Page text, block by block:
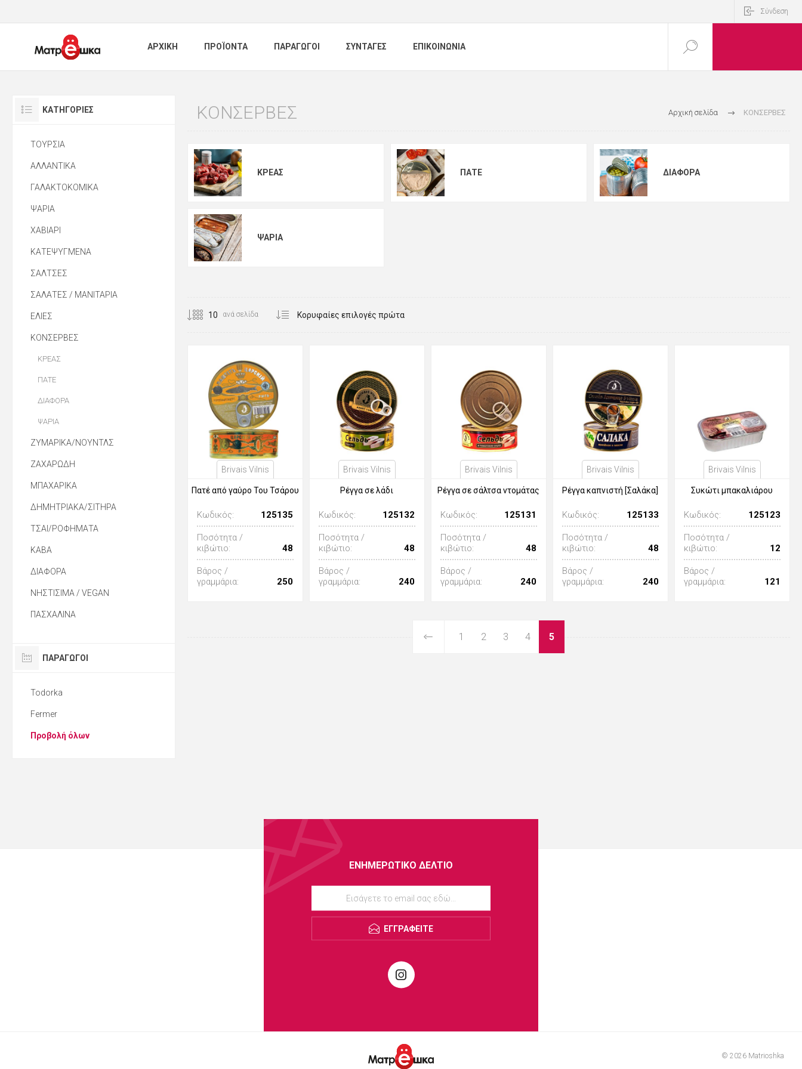
Σύνδεση
ΑΡΧΙΚΗ ΠΡΟΪΟΝΤΑ ΠΑΡΑΓΩΓΟΙ ΣΥΝΤΑΓΕΣ ΕΠΙΚΟΙΝΩΝΙΑ
Αρχική σελίδα ΚΟΝΣΕΡΒΕΣ
ΚΟΝΣΕΡΒΕΣ
ΚΡΕΑΣ ΠΑΤΕ ΔΙΑΦΟΡΑ
ΨΑΡΙΑ
ανά σελίδα
Brivais Vilnis
Πατέ από γαύρο Του Τσάρου
Κωδικός: 125135
Ποσότητα /
κιβώτιο:
48
Βάρος /
γραμμάρια:
250
Brivais Vilnis
Ρέγγα σε λάδι
Κωδικός: 125132
Ποσότητα /
κιβώτιο:
48
Βάρος /
γραμμάρια:
240
Brivais Vilnis
Ρέγγα σε σάλτσα ντομάτας
Κωδικός: 125131
Ποσότητα /
κιβώτιο:
48
Βάρος /
γραμμάρια:
240
Brivais Vilnis
Ρέγγα καπνιστή [Σαλάκα]
Κωδικός: 125133
Ποσότητα /
κιβώτιο:
48
Βάρος /
γραμμάρια:
240
Brivais Vilnis
Συκώτι μπακαλιάρου
Κωδικός: 125123
Ποσότητα /
κιβώτιο:
12
Βάρος /
γραμμάρια:
121
1 2 3 4 5
ΚΑΤΗΓΟΡΊΕΣ
ΤΟΥΡΣΙΑ
ΑΛΛΑΝΤΙΚΑ
ΓΑΛΑΚΤΟΚΟΜΙΚΑ
ΨΑΡΙΑ
ΧΑΒΙΑΡΙ
ΚΑΤΕΨΥΓΜΕΝΑ
ΣΑΛΤΣΕΣ
ΣΑΛΑΤΕΣ / ΜΑΝΙΤΑΡΙΑ
ΕΛΙΕΣ
ΚΟΝΣΕΡΒΕΣ
ΚΡΕΑΣ
ΠΑΤΕ
ΔΙΑΦΟΡΑ
ΨΑΡΙΑ
ΖΥΜΑΡΙΚΑ/ΝΟΥΝΤΛΣ
ΖΑΧΑΡΩΔΗ
ΜΠΑΧΑΡΙΚΑ
ΔΗΜΗΤΡΙΑΚΑ/ΣΙΤΗΡΑ
ΤΣΑΙ/ΡΟΦΗΜΑΤΑ
ΚΑΒΑ
ΔΙΑΦΟΡΑ
ΝΗΣΤΙΣΙΜΑ / VEGAN
ΠΑΣΧΑΛΙΝΑ
ΠΑΡΑΓΩΓΟΙ
Todorka
Fermer
Προβολή όλων
ΕΝΗΜΕΡΩΤΙΚΌ ΔΕΛΤΊΟ
ΕΓΓΡΑΦΕΊΤΕ
© 2026 Matrioshka